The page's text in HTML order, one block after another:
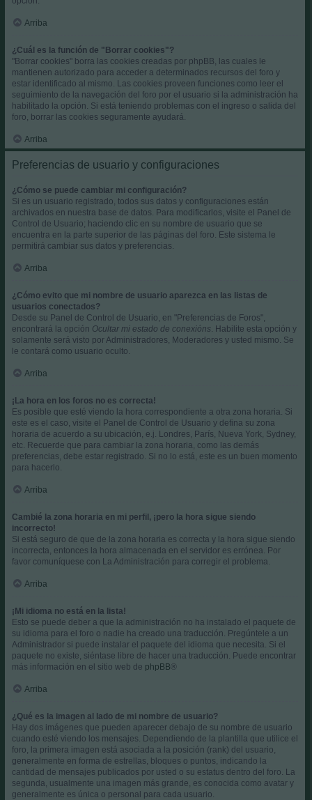
Arriba
¿Cuál es la función de "Borrar cookies"?
"Borrar cookies" borra las cookies creadas por phpBB, las cuales le
mantienen autorizado para acceder a determinados recursos del foro y
estar identificado al mismo. Las cookies proveen funciones como leer el
seguimiento de la navegación del foro por el usuario si la administración ha
habilitado la opción. Si está teniendo problemas con el ingreso o salida del
foro, borrar las cookies seguramente ayudará.
Arriba
Preferencias de usuario y configuraciones
¿Cómo se puede cambiar mi configuración?
Si es un usuario registrado, todos sus datos y configuraciones están
archivados en nuestra base de datos. Para modificarlos, visite el Panel de
Control de Usuario; haciendo clic en su nombre de usuario que se
encuentra en la parte superior de las páginas del foro. Este sistema le
permitirá cambiar sus datos y preferencias.
Arriba
¿Cómo evito que mi nombre de usuario aparezca en las listas de
usuarios conectados?
Desde su Panel de Control de Usuario, en "Preferencias de Foros",
encontrará la opción Ocultar mi estado de conexións . Habilite esta opción y
solamente será visto por Administradores, Moderadores y usted mismo. Se
le contará como usuario oculto.
Arriba
¡La hora en los foros no es correcta!
Es posible que esté viendo la hora correspondiente a otra zona horaria. Si
este es el caso, visite el Panel de Control de Usuario y defina su zona
horaria de acuerdo a su ubicación, e.j. Londres, París, Nueva York, Sydney,
etc. Recuerde que para cambiar la zona horaria, como las demás
preferencias, debe estar registrado. Si no lo está, este es un buen momento
para hacerlo.
Arriba
Cambié la zona horaria en mi perfil, ¡pero la hora sigue siendo
incorrecto!
Si está seguro de que de la zona horaria es correcta y la hora sigue siendo
incorrecta, entonces la hora almacenada en el servidor es errónea. Por
favor comuníquese con La Administración para corregir el problema.
Arriba
¡Mi idioma no está en la lista!
Esto se puede deber a que la administración no ha instalado el paquete de
su idioma para el foro o nadie ha creado una traducción. Pregúntele a un
Administrador si puede instalar el paquete del idioma que necesita. Si el
paquete no existe, siéntase libre de hacer una traducción. Puede encontrar
más información en el sitio web de phpBB®
Arriba
¿Qué es la imagen al lado de mi nombre de usuario?
Hay dos imágenes que pueden aparecer debajo de su nombre de usuario
cuando esté viendo los mensajes. Dependiendo de la plantilla que utilice el
foro, la primera imagen está asociada a la posición (rank) del usuario,
generalmente en forma de estrellas, bloques o puntos, indicando la
cantidad de mensajes publicados por usted o su estatus dentro del foro. La
segunda, usualmente una imagen más grande, es conocida como avatar y
generalmente es única o personal para cada usuario.